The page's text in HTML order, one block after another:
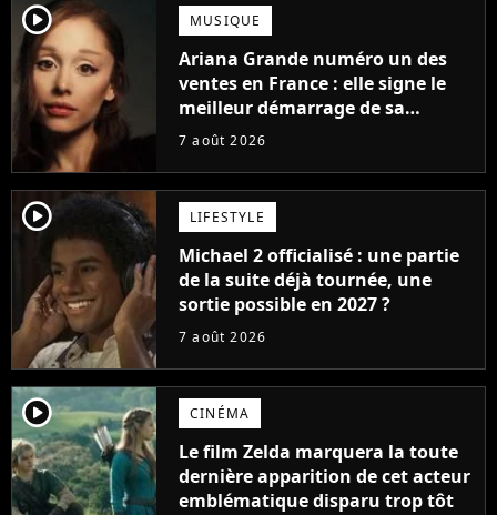
player2 MUSIQUE
Ariana Grande numéro un des
ventes en France : elle signe le
meilleur démarrage de sa
carrière avec son album Petal
7 août 2026
player2 LIFESTYLE
Michael 2 officialisé : une partie
de la suite déjà tournée, une
sortie possible en 2027 ?
7 août 2026
player2 CINÉMA
Le film Zelda marquera la toute
dernière apparition de cet acteur
emblématique disparu trop tôt